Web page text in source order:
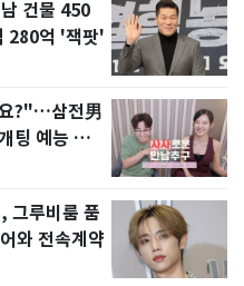
건물 450
280억 '잭팟'
?"…삼전男
팅 예능 화
그루비룸 품
와 전속계약